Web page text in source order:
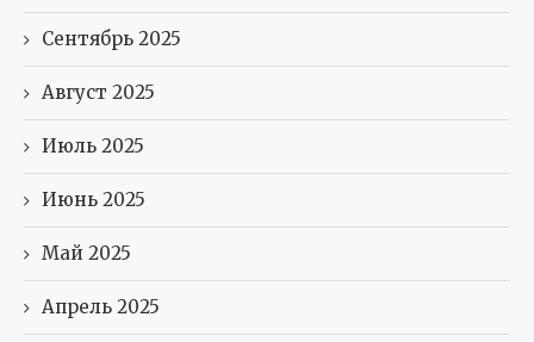
Сентябрь 2025
Август 2025
Июль 2025
Июнь 2025
Май 2025
Апрель 2025